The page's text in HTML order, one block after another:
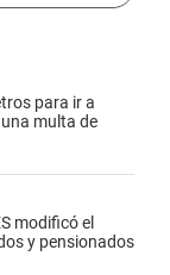
para ir a
multa de
modificó el
y pensionados